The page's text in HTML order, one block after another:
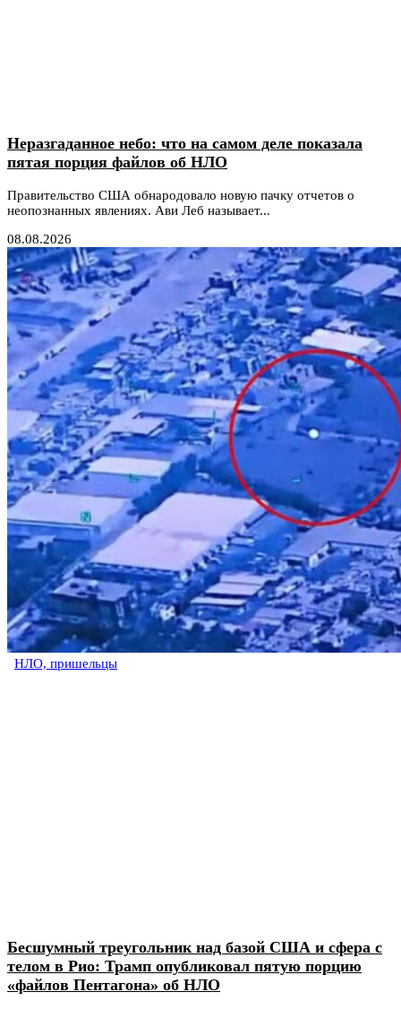
Неразгаданное небо: что на самом деле показала
пятая порция файлов об НЛО
Правительство США обнародовало новую пачку отчетов о
неопознанных явлениях. Ави Леб называет...
08.08.2026
НЛО, пришельцы
Бесшумный треугольник над базой США и сфера с
телом в Рио: Трамп опубликовал пятую порцию
«файлов Пентагона» об НЛО